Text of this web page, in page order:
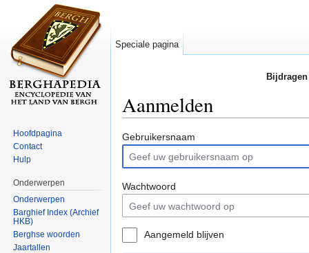
Aanmelden
Gebruikersnaam
Wachtwoord
Aangemeld blijven
Speciale pagina
Hoofdpagina
Contact
Hulp
Onderwerpen
Onderwerpen
Barghief Index (Archief
HKB)
Berghse woorden
Jaartallen